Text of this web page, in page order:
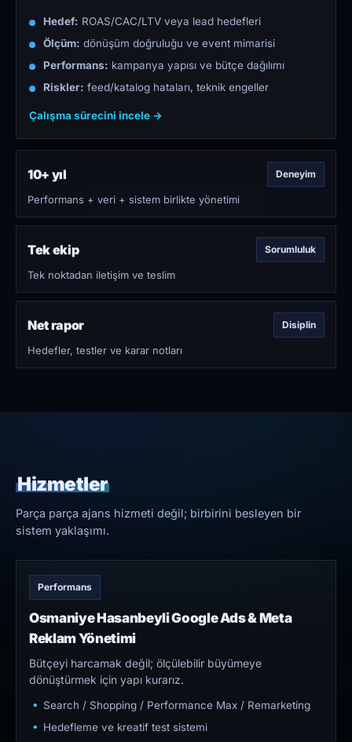
Hedef: ROAS/CAC/LTV veya lead hedefleri
Ölçüm: dönüşüm doğruluğu ve event mimarisi
Performans: kampanya yapısı ve bütçe dağılımı
Riskler: feed/katalog hataları, teknik engeller
Çalışma sürecini incele →
10+ yıl Deneyim
Performans + veri + sistem birlikte yönetimi
Tek ekip Sorumluluk
Tek noktadan iletişim ve teslim
Net rapor Disiplin
Hedefler, testler ve karar notları
Hizmetler
Parça parça ajans hizmeti değil; birbirini besleyen bir
sistem yaklaşımı.
Performans
Osmaniye Hasanbeyli Google Ads & Meta
Reklam Yönetimi
Bütçeyi harcamak değil; ölçülebilir büyümeye
dönüştürmek için yapı kurarız.
Search / Shopping / Performance Max / Remarketing
Hedefleme ve kreatif test sistemi